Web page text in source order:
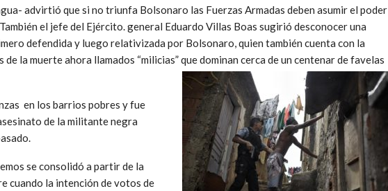
advirtió que si no triunfa Bolsonaro las Fuerzas Armadas deben asumir el poder
el jefe del Ejército. general Eduardo Villas Boas sugirió desconocer una
defendida y luego relativizada por Bolsonaro, quien también cuenta con la
la muerte ahora llamados “milicias” que dominan cerca de un centenar de favelas
en los barrios pobres y fue
de la militante negra
se consolidó a partir de la
cuando la intención de votos de